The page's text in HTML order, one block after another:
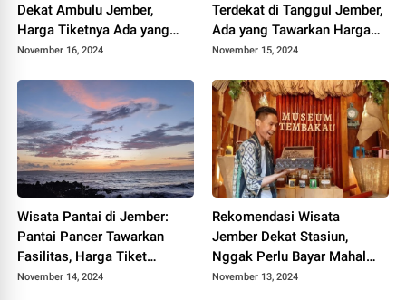
Dekat Ambulu Jember,
Harga Tiketnya Ada yang
Cuma 2 Ribu
November 16, 2024
Terdekat di Tanggul Jember,
Ada yang Tawarkan Harga
Tiket Murah hingga Gratis
November 15, 2024
Wisata Pantai di Jember:
Pantai Pancer Tawarkan
Fasilitas, Harga Tiket
Masuk, Rute yang Ramah
November 14, 2024
Rekomendasi Wisata
Jember Dekat Stasiun,
Nggak Perlu Bayar Mahal
Lagi Udah Pasti Liburan
November 13, 2024